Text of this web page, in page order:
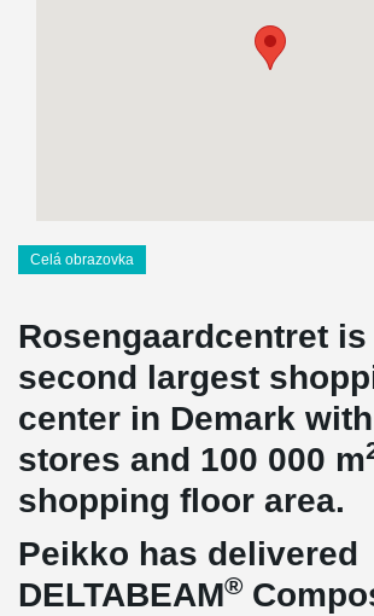
Celá obrazovka
Rosengaardcentret is
second largest
center in Demark
stores and 100 000 m
shopping floor area.
Peikko has delivered
DELTABEAM®